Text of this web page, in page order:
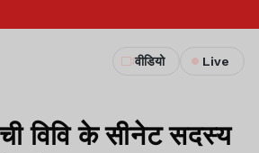
वीडियो Live
विवि के सीनेट सदस्य